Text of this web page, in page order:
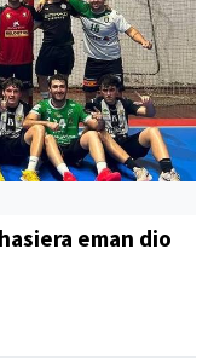
eman dio